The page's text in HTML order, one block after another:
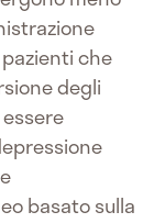
che
degli
basato sulla